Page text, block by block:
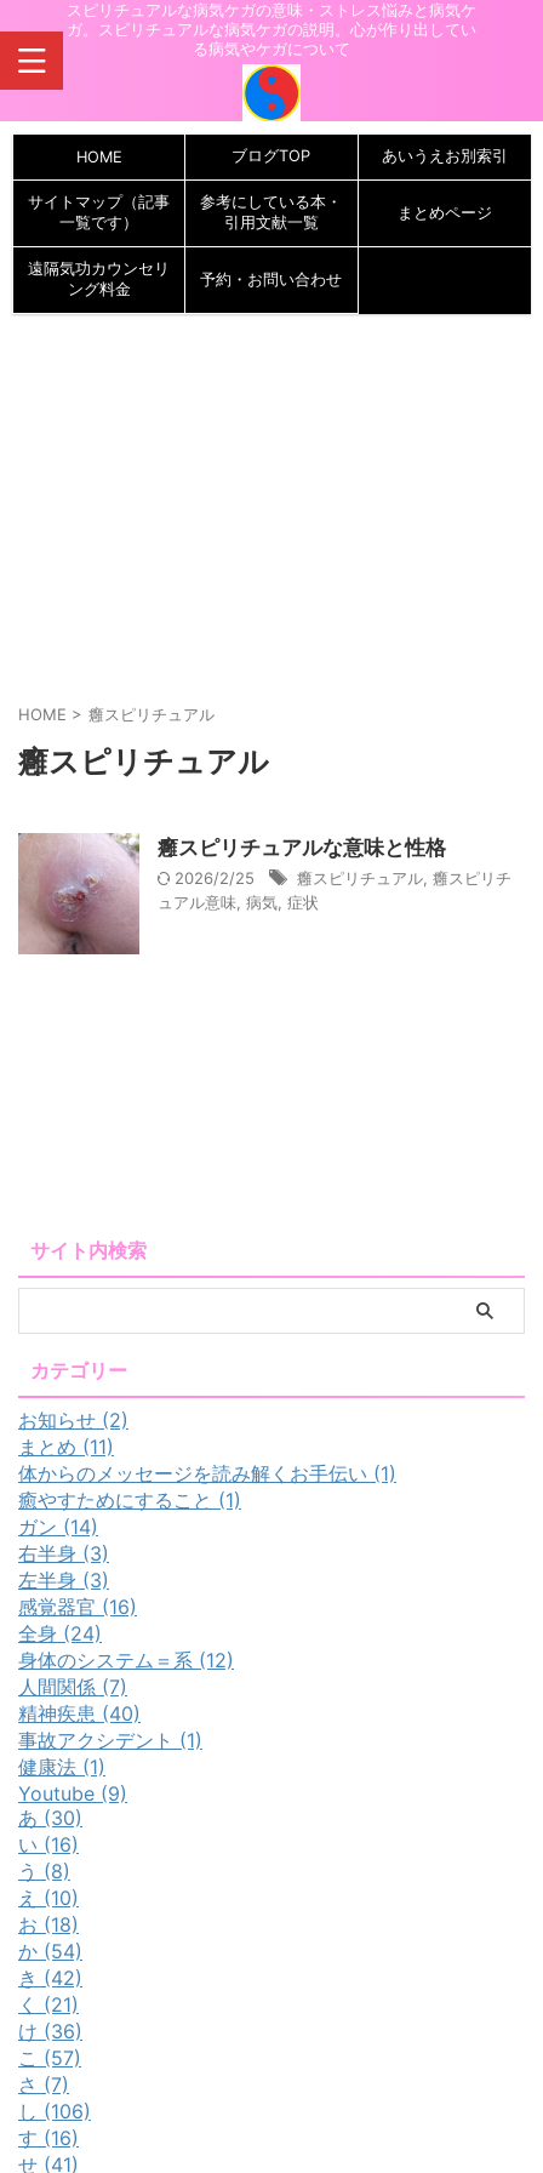
スピリチュアルな病気ケガの意味・ストレス悩みと病気ケ
ガ。スピリチュアルな病気ケガの説明。心が作り出してい
る病気やケガについて
HOME ブログTOP あいうえお別索引
サイトマップ（記事
一覧です）
参考にしている本・
引用文献一覧
まとめページ
遠隔気功カウンセリ
ング料金
予約・お問い合わせ
HOME > 癰スピリチュアル
癰スピリチュアル
癰スピリチュアルな意味と性格
2026/2/25 癰スピリチュアル 癰スピリチ
ュアル意味 病気 症状
サイト内検索
カテゴリー
お知らせ (2)
まとめ (11)
体からのメッセージを読み解くお手伝い (1)
癒やすためにすること (1)
ガン (14)
右半身 (3)
左半身 (3)
感覚器官 (16)
全身 (24)
身体のシステム＝系 (12)
人間関係 (7)
精神疾患 (40)
事故アクシデント (1)
健康法 (1)
Youtube (9)
あ (30)
い (16)
う (8)
え (10)
お (18)
か (54)
き (42)
く (21)
け (36)
こ (57)
さ (7)
し (106)
す (16)
せ (41)